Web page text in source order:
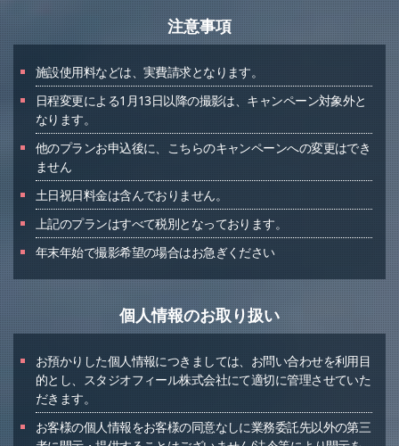
注意事項
施設使用料などは、実費請求となります。
日程変更による1月13日以降の撮影は、キャンペーン対象外と
なります。
他のプランお申込後に、こちらのキャンペーンへの変更はでき
ません
土日祝日料金は含んでおりません。
上記のプランはすべて税別となっております。
年末年始で撮影希望の場合はお急ぎください
個人情報のお取り扱い
お預かりした個人情報につきましては、お問い合わせを利用目
的とし、スタジオフィール株式会社にて適切に管理させていた
だきます。
お客様の個人情報をお客様の同意なしに業務委託先以外の第三